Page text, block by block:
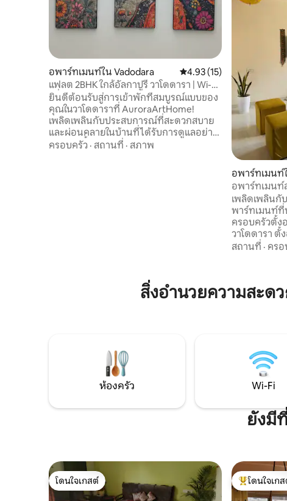
อพาร์ทเมนท์ใน Vadodara คะแนนเฉลี่ย 4.93 จาก 5, 15
4.93 (15)
แฟลต 2BHK ใกล้อัลกาปูรี วาโดดารา | Wi-Fi
| ที่จอดรถ
ยินดีต้อนรับสู่การเข้าพักที่สมบูรณ์แบบของ
คุณในวาโดดาราที่ AuroraArtHome!
เพลิดเพลินกับประสบการณ์ที่สะดวกสบาย
และผ่อนคลายในบ้านที่ได้รับการดูแลอย่าง
สวยงามนี้ เหมาะสำหรับครอบครัว นักเดิน
ครอบครัว · สถานที่ · สภาพ
อพาร์ทเมนท์
อพาร์ทเมนท์
เอลโลราพาร์ค
เพลิดเพลินกั
พาร์ทเมนท์ที่
ครอบครัวตั้ง
วาโดดารา ตั้
การเดินทางไ
นาที อพาร์ท
การเข้าพักทั้
ที่จอดรถขึ้น
สถานที่ · ครอ
สิ่งอำนวยความสะด
ห้องครัว Wi-Fi
ยังมี
โดนใจเกสต์
โดนใจเกสต์
โดนใจเกสต์
โดนใจเก